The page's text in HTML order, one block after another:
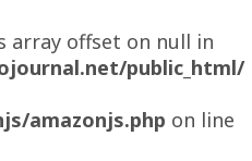
array offset on null in
public_html/
amazonjs.php on line